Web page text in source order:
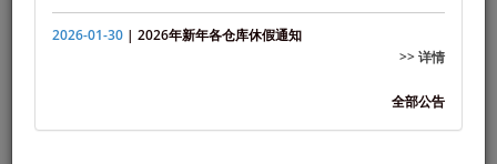
2026-01-30 | 2026年新年各仓库休假通知
>> 详情
全部公告